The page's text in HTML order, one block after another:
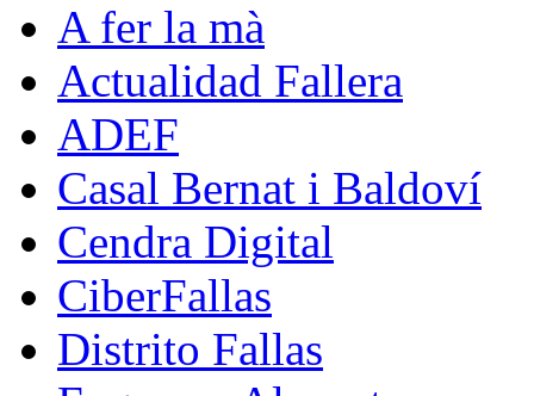
A fer la mà
Actualidad Fallera
ADEF
Casal Bernat i Baldoví
Cendra Digital
CiberFallas
Distrito Fallas